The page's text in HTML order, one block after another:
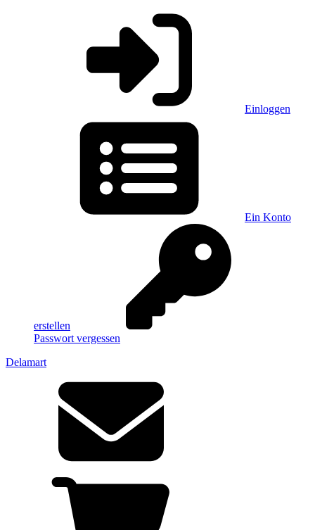
Einloggen
Ein Konto
erstellen
Passwort vergessen
Delamart